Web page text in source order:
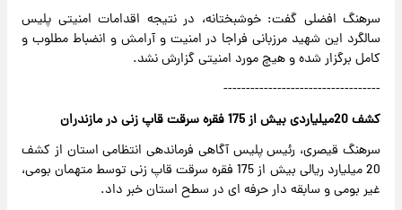
سرهنگ افضلی گفت: خوشبختانه، در نتیجه اقدامات امنیتی پلیس
سالگرد این شهید مرزبانی فراجا در امنیت و آرامش و انضباط مطلوب و
کامل برگزار شده و هیچ مورد امنیتی گزارش نشد.
-----------------------------------
کشف 20میلیاردی بیش از 175 فقره سرقت قاپ زنی در مازندران
سرهنگ قیصری، رئیس پلیس آگاهی فرماندهی انتظامی استان از کشف
20 میلیارد ریالی بیش از 175 فقره سرقت قاپ زنی توسط متهمان بومی،
غیر بومی و سابقه دار حرفه ای در سطح استان خبر داد.